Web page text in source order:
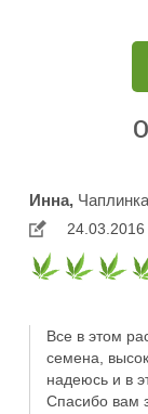
Инна,Чаплинка
24.03.2016
Все в этом
семена,
надеюсь и в
Спасибо вам